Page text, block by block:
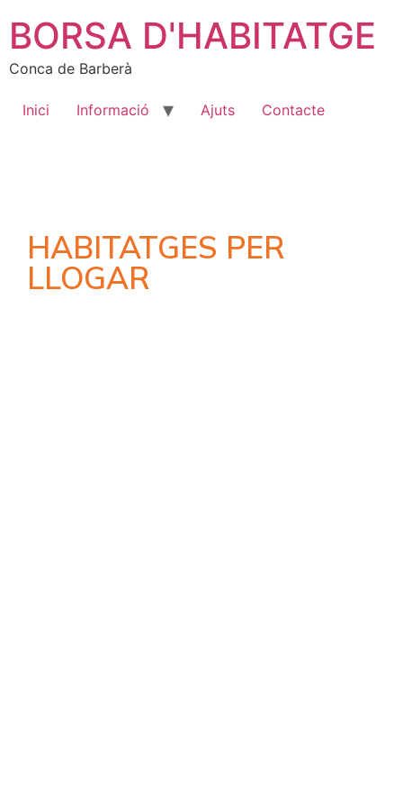
BORSA D'HABITATGE
Conca de Barberà
Inici Informació Ajuts Contacte
HABITATGES PER
LLOGAR